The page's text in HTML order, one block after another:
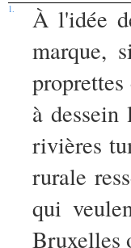
1.
À l'idée
marque,
à dessein
rivières
rurale
qui
Bruxelles